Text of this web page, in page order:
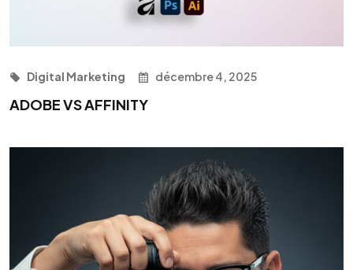
Digital Marketing décembre 4, 2025
ADOBE VS AFFINITY